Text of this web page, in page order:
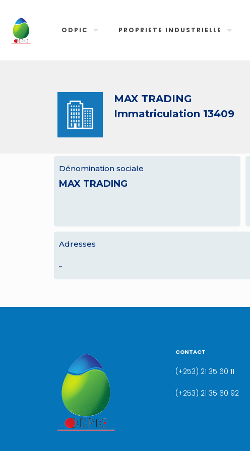
ODPIC PROPRIETE INDUSTRIELLE
MAX TRADING
Immatriculation 13409
Dénomination sociale
MAX TRADING
Adresses
–
CONTACT
(+253) 21 35 60 11
(+253) 21 35 60 92